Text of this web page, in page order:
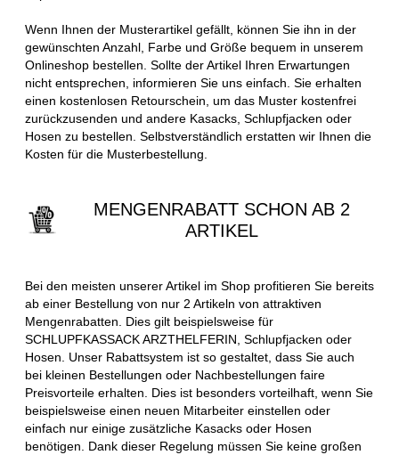
Wenn Ihnen der Musterartikel gefällt, können Sie ihn in der
gewünschten Anzahl, Farbe und Größe bequem in unserem
Onlineshop bestellen. Sollte der Artikel Ihren Erwartungen
nicht entsprechen, informieren Sie uns einfach. Sie erhalten
einen kostenlosen Retourschein, um das Muster kostenfrei
zurückzusenden und andere Kasacks, Schlupfjacken oder
Hosen zu bestellen. Selbstverständlich erstatten wir Ihnen die
Kosten für die Musterbestellung.
MENGENRABATT SCHON AB 2
ARTIKEL
Bei den meisten unserer Artikel im Shop profitieren Sie bereits
ab einer Bestellung von nur 2 Artikeln von attraktiven
Mengenrabatten. Dies gilt beispielsweise für
SCHLUPFKASSACK ARZTHELFERIN, Schlupfjacken oder
Hosen. Unser Rabattsystem ist so gestaltet, dass Sie auch
bei kleinen Bestellungen oder Nachbestellungen faire
Preisvorteile erhalten. Dies ist besonders vorteilhaft, wenn Sie
beispielsweise einen neuen Mitarbeiter einstellen oder
einfach nur einige zusätzliche Kasacks oder Hosen
benötigen. Dank dieser Regelung müssen Sie keine großen